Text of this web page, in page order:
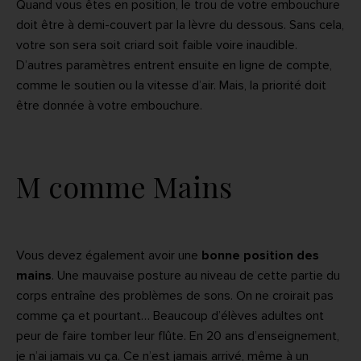
Quand vous êtes en position, le trou de votre embouchure
doit être à demi-couvert par la lèvre du dessous. Sans cela,
votre son sera soit criard soit faible voire inaudible.
D’autres paramètres entrent ensuite en ligne de compte,
comme le soutien ou la vitesse d’air. Mais, la priorité doit
être donnée à votre embouchure.
M comme Mains
Vous devez également avoir une bonne position des
mains. Une mauvaise posture au niveau de cette partie du
corps entraîne des problèmes de sons. On ne croirait pas
comme ça et pourtant… Beaucoup d’élèves adultes ont
peur de faire tomber leur flûte. En 20 ans d’enseignement,
je n’ai jamais vu ça. Ce n’est jamais arrivé, même à un